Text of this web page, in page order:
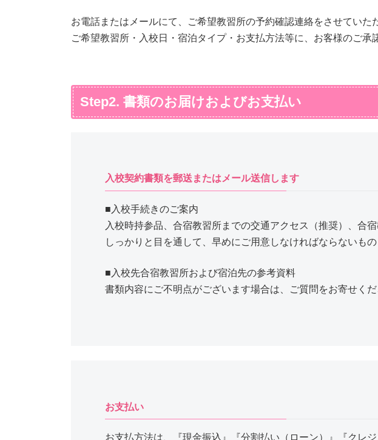
お電話またはメールにて、ご希望教習所の予約確認連絡をさせていた
ご希望教習所・入校日・宿泊タイプ・お支払方法等に、お客様のご承
Step2. 書類のお届けおよびお支払い
入校契約書類を郵送またはメール送信します
■入校手続きのご案内
入校時持参品、合宿教習所までの交通アクセス（推奨）、合
しっかりと目を通して、早めにご用意しなければならないも
■入校先合宿教習所および宿泊先の参考資料
書類内容にご不明点がございます場合は、ご質問をお寄せくだ
お支払い
お支払方法は、『現金振込』『分割払い（ローン）』『クレ